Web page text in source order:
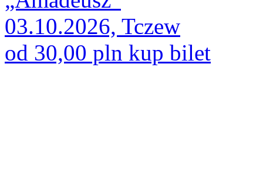
03.10.2026, Tczew
od 30,00 pln kup bilet